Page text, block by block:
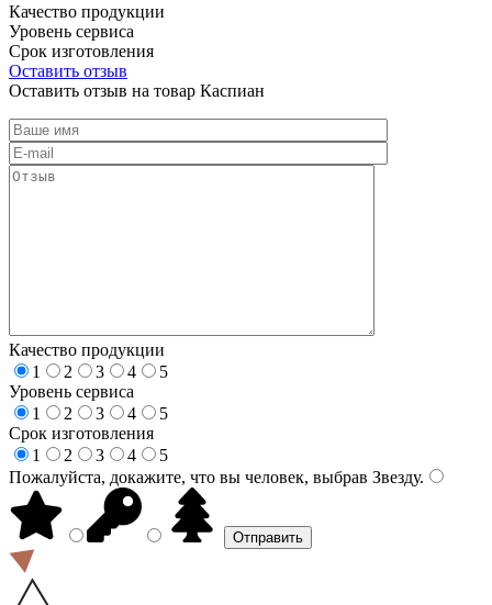
Качество продукции
Уровень сервиса
Срок изготовления
Оставить отзыв
Оставить отзыв на товар Каспиан
Качество продукции
1
2 3 4
5
Уровень сервиса
1
2 3 4
5
Срок изготовления
1
2 3 4
5
Пожалуйста, докажите, что вы человек, выбрав Звезду.